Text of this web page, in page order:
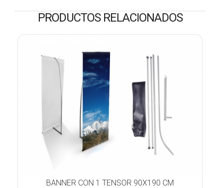
PRODUCTOS RELACIONADOS
BANNER CON 1 TENSOR 90X190 CM